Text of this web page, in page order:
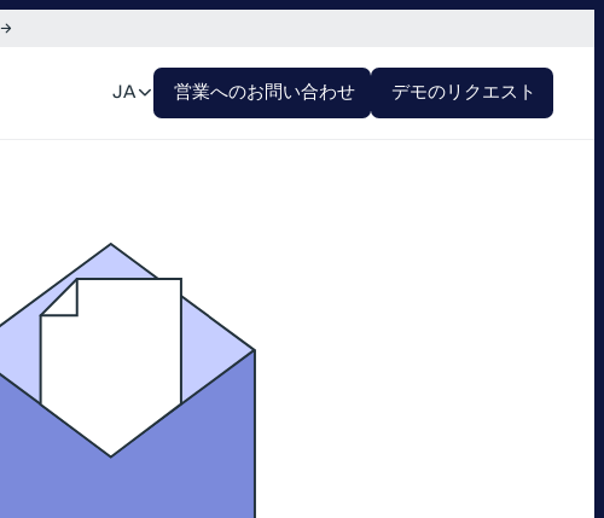
JA 営業へのお問い合わせ デモのリクエスト